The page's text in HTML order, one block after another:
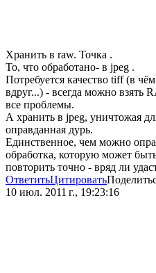
Хранить в raw. Точка .
То, что обработано- в jpeg .
Потребуется качество tiff (в
вдруг...) - всегда можно взять
все проблемы.
А хранить в jpeg, уничтожая
оправданная дурь.
Единственное, чем можно
обработка, которую может
повторить точно - вряд ли
ОтветитьЦитировать
10 июл. 2011 г., 19:23:16